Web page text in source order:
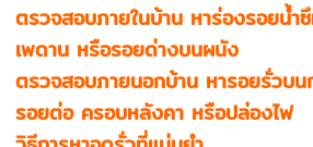
ตรวจสอบภายในบ้าน หาร่องรอยน้ำ
เพดาน หรือรอยด่างบนผนัง
ตรวจสอบภายนอกบ้าน หารอยรั่วบน
รอยต่อ ครอบหลังคา หรือปล่องไฟ